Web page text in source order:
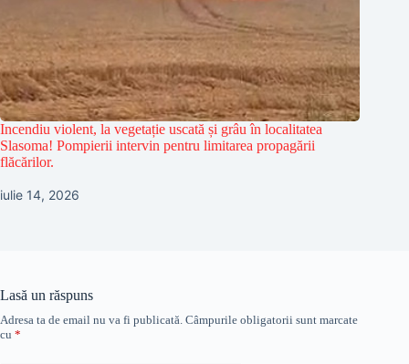
Incendiu violent, la vegetație uscată și grâu în localitatea
Slasoma! Pompierii intervin pentru limitarea propagării
flăcărilor.
iulie 14, 2026
Lasă un răspuns
Adresa ta de email nu va fi publicată. Câmpurile obligatorii sunt marcate
cu *